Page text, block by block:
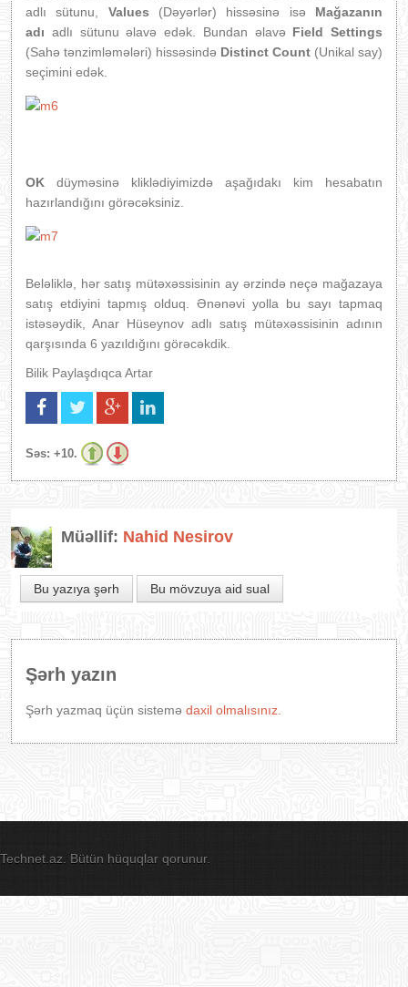
adlı sütunu, Values (Dəyərlər) hissəsinə isə Mağazanın
adı adlı sütunu əlavə edək. Bundan əlavə Field Settings
(Sahə tənzimləmələri) hissəsində Distinct Count (Unikal say)
seçimini edək.
OK düyməsinə kliklədiyimizdə aşağıdakı kim hesabatın
hazırlandığını görəcəksiniz.
Beləliklə, hər satış mütəxəssisinin ay ərzində neçə mağazaya
satış etdiyini tapmış olduq. Ənənəvi yolla bu sayı tapmaq
istəsəydik, Anar Hüseynov adlı satış mütəxəssisinin adının
qarşısında 6 yazıldığını görəcəkdik.
Bilik Paylaşdıqca Artar
Səs: +10.
Müəllif: Nahid Nesirov
Bu yazıya şərh Bu mövzuya aid sual
Şərh yazın
Şərh yazmaq üçün sistemə daxil olmalısınız.
Technet.az. Bütün hüquqlar qorunur.